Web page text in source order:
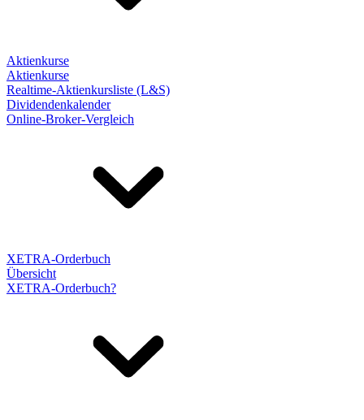
Aktienkurse
Aktienkurse
Realtime-Aktienkursliste (L&S)
Dividendenkalender
Online-Broker-Vergleich
XETRA-Orderbuch
Übersicht
XETRA-Orderbuch?